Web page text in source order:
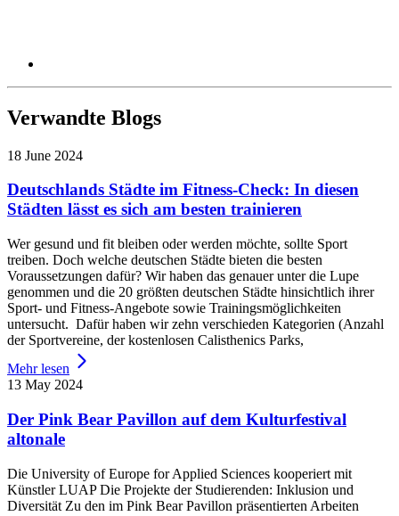
Verwandte Blogs
18 June 2024
Deutschlands Städte im Fitness-Check: In diesen
Städten lässt es sich am besten trainieren
Wer gesund und fit bleiben oder werden möchte, sollte Sport
treiben. Doch welche deutschen Städte bieten die besten
Voraussetzungen dafür? Wir haben das genauer unter die Lupe
genommen und die 20 größten deutschen Städte hinsichtlich ihrer
Sport- und Fitness-Angebote sowie Trainingsmöglichkeiten
untersucht. Dafür haben wir zehn verschieden Kategorien (Anzahl
der Sportvereine, der kostenlosen Calisthenics Parks,
Mehr lesen
13 May 2024
Der Pink Bear Pavillon auf dem Kulturfestival
altonale
Die University of Europe for Applied Sciences kooperiert mit
Künstler LUAP Die Projekte der Studierenden: Inklusion und
Diversität Zu den im Pink Bear Pavillon präsentierten Arbeiten